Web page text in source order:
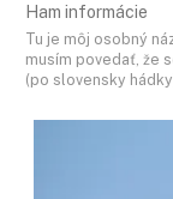
Ham informácie
Tu je môj osobný
musím povedať, že
(po slovensky